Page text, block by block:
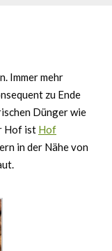
Immer mehr
zu Ende
Dünger wie
Hof ist Hof
in der Nähe von